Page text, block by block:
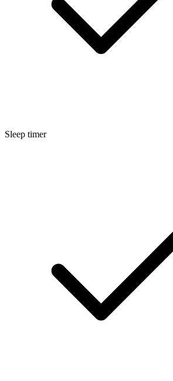
Sleep timer